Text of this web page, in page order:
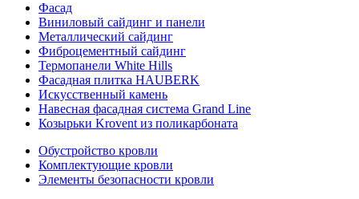
Фасад
Виниловый сайдинг и панели
Металлический сайдинг
Фиброцементный сайдинг
Термопанели White Hills
Фасадная плитка HAUBERK
Искусственный камень
Навесная фасадная система Grand Line
Козырьки Krovent из поликарбоната
Обустройство кровли
Комплектующие кровли
Элементы безопасности кровли